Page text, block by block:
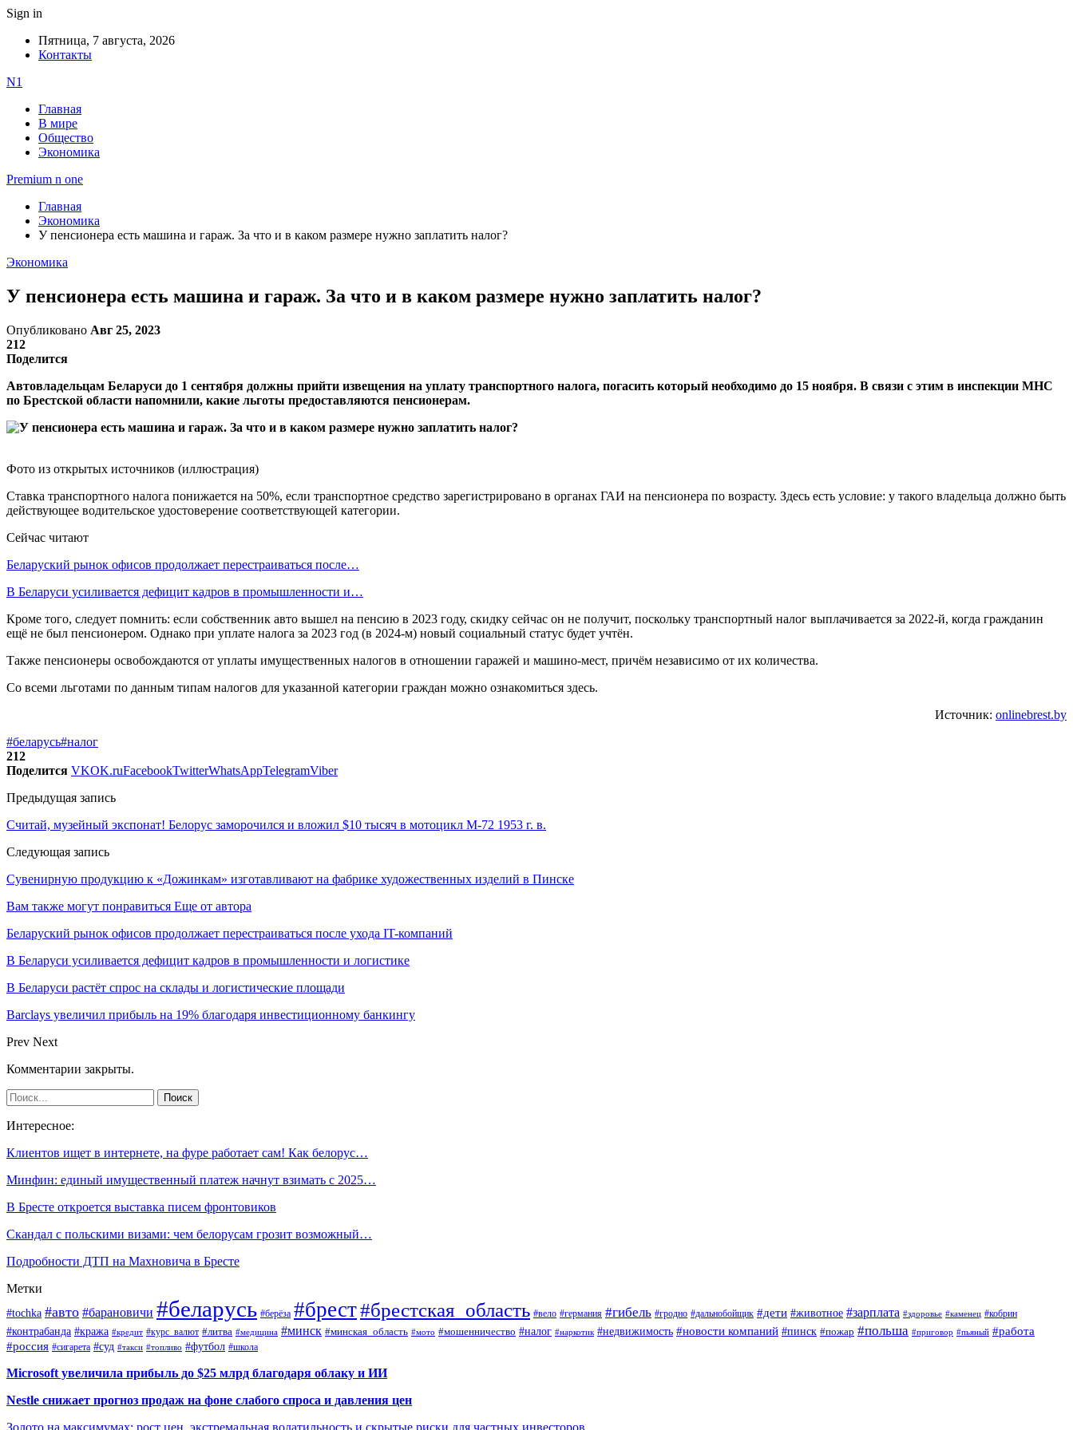
Sign in
Пятница, 7 августа, 2026
Контакты
N1
Главная
В мире
Общество
Экономика
Premium n one
Главная
Экономика
У пенсионера есть машина и гараж. За что и в каком размере нужно заплатить налог?
Экономика
У пенсионера есть машина и гараж. За что и в каком размере нужно заплатить налог?
Опубликовано Авг 25, 2023
212
Поделится
Автовладельцам Беларуси до 1 сентября должны прийти извещения на уплату транспортного налога, погасить который необходимо до 15 ноября. В связи с этим в инспекции МНС
по Брестской области напомнили, какие льготы предоставляются пенсионерам.
Фото из открытых источников (иллюстрация)
Ставка транспортного налога понижается на 50%, если транспортное средство зарегистрировано в органах ГАИ на пенсионера по возрасту. Здесь есть условие: у такого владельца должно быть
действующее водительское удостоверение соответствующей категории.
Сейчас читают
Беларуский рынок офисов продолжает перестраиваться после…
В Беларуси усиливается дефицит кадров в промышленности и…
Кроме того, следует помнить: если собственник авто вышел на пенсию в 2023 году, скидку сейчас он не получит, поскольку транспортный налог выплачивается за 2022-й, когда гражданин
ещё не был пенсионером. Однако при уплате налога за 2023 год (в 2024-м) новый социальный статус будет учтён.
Также пенсионеры освобождаются от уплаты имущественных налогов в отношении гаражей и машино-мест, причём независимо от их количества.
Со всеми льготами по данным типам налогов для указанной категории граждан можно ознакомиться здесь.
Источник: onlinebrest.by
#беларусь#налог
212
Поделится VKOK.ruFacebookTwitterWhatsAppTelegramViber
Предыдущая запись
Считай, музейный экспонат! Белорус заморочился и вложил $10 тысяч в мотоцикл М-72 1953 г. в.
Следующая запись
Сувенирную продукцию к «Дожинкам» изготавливают на фабрике художественных изделий в Пинске
Вам также могут понравиться Еще от автора
Беларуский рынок офисов продолжает перестраиваться после ухода IT-компаний
В Беларуси усиливается дефицит кадров в промышленности и логистике
В Беларуси растёт спрос на склады и логистические площади
Barclays увеличил прибыль на 19% благодаря инвестиционному банкингу
Prev Next
Комментарии закрыты.
Интересное:
Клиентов ищет в интернете, на фуре работает сам! Как белорус…
Минфин: единый имущественный платеж начнут взимать с 2025…
В Бресте откроется выставка писем фронтовиков
Скандал с польскими визами: чем белорусам грозит возможный…
Подробности ДТП на Махновича в Бресте
Метки
#tochka #авто #барановичи #беларусь #берёза #брест#брестская_область #вело #германия #гибель #гродно #дальнобойщик #дети #животное #зарплата #здоровье #каменец #кобрин
#контрабанда #кража #кредит #курс_валют #литва #медицина #минск #минская_область #мото #мошенничество #налог #наркотик #недвижимость #новости компаний #пинск #пожар #польша #приговор #пьяный #работа
#россия #сигарета #суд #такси #топливо #футбол #школа
Microsoft увеличила прибыль до $25 млрд благодаря облаку и ИИ
Nestle снижает прогноз продаж на фоне слабого спроса и давления цен
Золото на максимумах: рост цен, экстремальная волатильность и скрытые риски для частных инвесторов